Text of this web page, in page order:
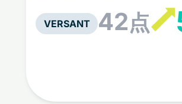
VERSANT 42点